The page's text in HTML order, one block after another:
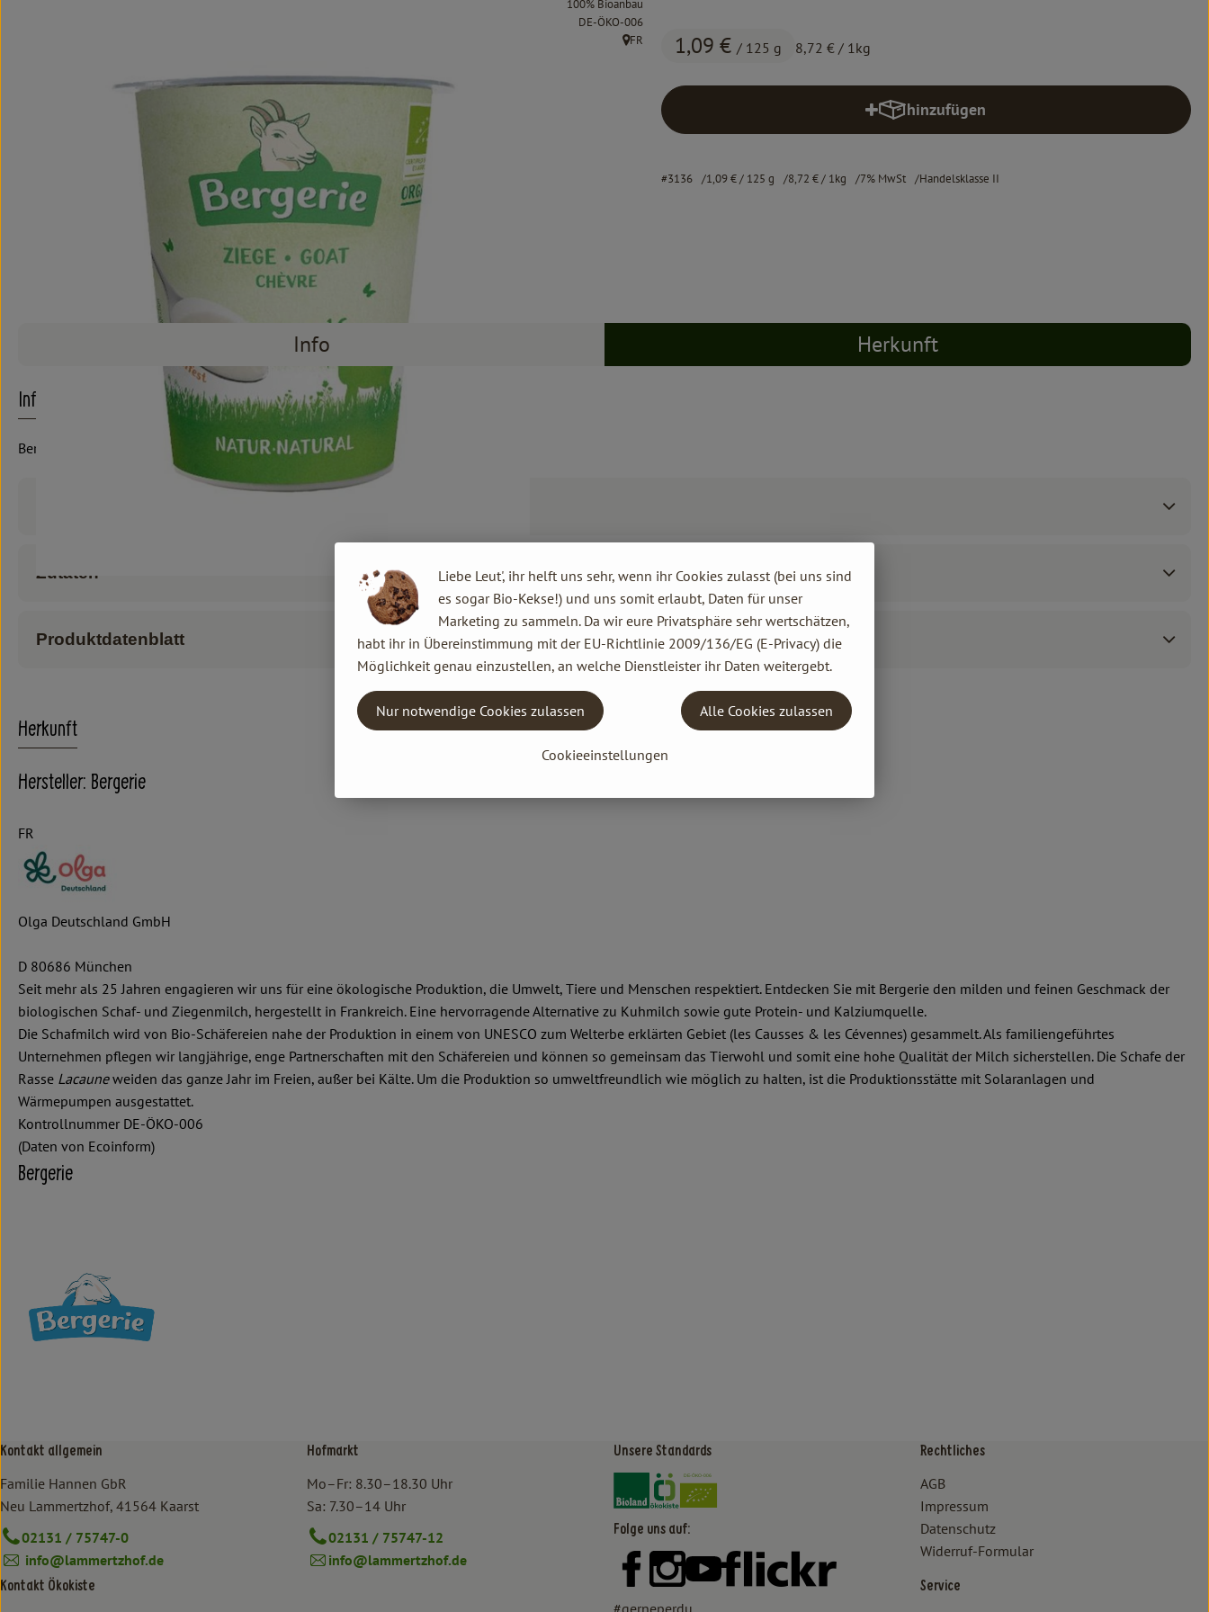
1,09 € / 125 g 8,72 € / 1kg
100% Bioanbau
, Kontrollstelle:
DE-ÖKO-006
, Herkunft:
FR
hinzufügen
Produkt zum Warenkorb hinzufügen
#3136 1,09 €/ 125 g 8,72 €/ 1kg 7% MwSt Handelsklasse II
Info Herkunft
Info
Bergerie
Zutaten
Produktdatenblatt
Herkunft
Hersteller: Bergerie
FR
Olga Deutschland GmbH
D 80686 München
Seit mehr als 25 Jahren engagieren wir uns für eine ökologische Produktion, die Umwelt, Tiere und Menschen respektiert. Entdecken Sie mit Bergerie den milden und feinen Geschmack der
biologischen Schaf- und Ziegenmilch, hergestellt in Frankreich. Eine hervorragende Alternative zu Kuhmilch sowie gute Protein- und Kalziumquelle.
Die Schafmilch wird von Bio-Schäfereien nahe der Produktion in einem von UNESCO zum Welterbe erklärten Gebiet (les Causses & les Cévennes) gesammelt. Als familiengeführtes
Unternehmen pflegen wir langjährige, enge Partnerschaften mit den Schäfereien und können so gemeinsam das Tierwohl und somit eine hohe Qualität der Milch sicherstellen. Die Schafe der
Rasse Lacauneweiden das ganze Jahr im Freien, außer bei Kälte. Um die Produktion so umweltfreundlich wie möglich zu halten, ist die Produktionsstätte mit Solaranlagen und
Wärmepumpen ausgestattet.
Kontrollnummer DE-ÖKO-006
(Daten von Ecoinform)
Bergerie
Kontakt allgemein
Familie Hannen GbR
Neu Lammertzhof, 41564 Kaarst
02131 / 75747-0
info@lammertzhof.de
Kontakt Ökokiste
Hofmarkt
Mo–Fr: 8.30–18.30 Uhr
Sa: 7.30–14 Uhr
02131 / 75747-12
info@lammertzhof.de
Unsere Standards
Externer Link zu https://www.bioland.de/verbraucher
Externer Link zu https://www.oekokiste.de/
Folge uns auf:
Externer Link zu https://www.facebook.com/lammertzhof/
Externer Link zu https://www.instagram.com/lammertzhof/
Externer Link zu https://www.youtube.com/channel/
Externer Link zu https://www.flickr.com/photos/
Rechtliches
AGB
Impressum
Datenschutz
Widerruf-Formular
Service
Liebe Leut', ihr helft uns sehr, wenn ihr Cookies zulasst (bei uns sind
es sogar Bio-Kekse!) und uns somit erlaubt, Daten für unser
Marketing zu sammeln. Da wir eure Privatsphäre sehr wertschätzen,
habt ihr in Übereinstimmung mit der EU-Richtlinie 2009/136/EG (E-Privacy) die
Möglichkeit genau einzustellen, an welche Dienstleister ihr Daten weitergebt.
Cookieeinstellungen
Nur notwendige Cookies zulassen Alle Cookies zulassen